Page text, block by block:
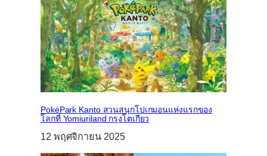
PokéPark Kanto สวนสนุกโปเกมอนแห่งแรกของ
โลกที่ Yomiuriland กรุงโตเกียว
12 พฤศจิกายน 2025